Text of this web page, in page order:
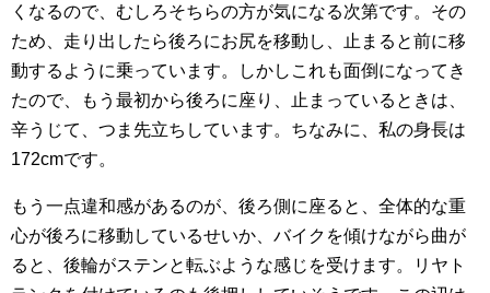
くなるので、むしろそちらの方が気になる次第です。その
ため、走り出したら後ろにお尻を移動し、止まると前に移
動するように乗っています。しかしこれも面倒になってき
たので、もう最初から後ろに座り、止まっているときは、
辛うじて、つま先立ちしています。ちなみに、私の身長は
172cmです。
もう一点違和感があるのが、後ろ側に座ると、全体的な重
心が後ろに移動しているせいか、バイクを傾けながら曲が
ると、後輪がステンと転ぶような感じを受けます。リヤト